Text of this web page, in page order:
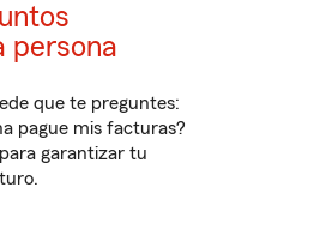
persona
que te preguntes:
pague mis facturas?
garantizar tu